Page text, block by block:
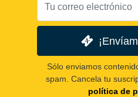
Sólo enviamos
spam. Cancela tu
política de